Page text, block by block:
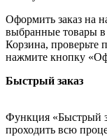
Оформить заказ на
выбранные товары в
Корзина, проверьте
нажмите кнопку
Быстрый заказ
Функция «Быстрый
проходить всю